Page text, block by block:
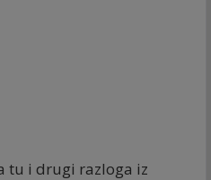
tu i drugi razloga iz